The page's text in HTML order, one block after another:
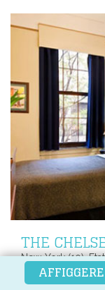
THE
New-York (10),
Guesthouse Gay-